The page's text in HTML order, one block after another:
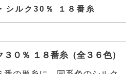
シルク30％ １８番糸
０％ １８番糸（全３６色）